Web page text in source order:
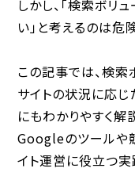
しかし、「検索ボリ
い」と考えるのは危
この記事では、検索
サイトの状況に応
にもわかりやすく解
Googleのツールや
イト運営に役立つ実